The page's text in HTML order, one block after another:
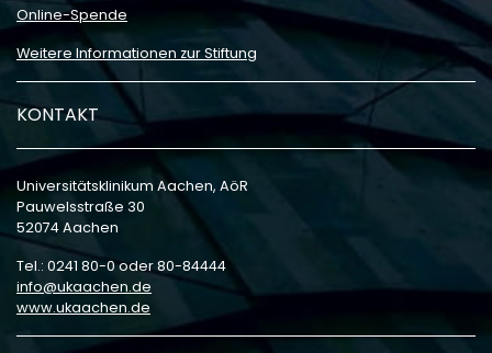
Online-Spende
Weitere Informationen zur Stiftung
KONTAKT
Universitätsklinikum Aachen, AöR
Pauwelsstraße 30
52074 Aachen
Tel.: 0241 80-0 oder 80-84444
info
ukaachen de
www.ukaachen.de